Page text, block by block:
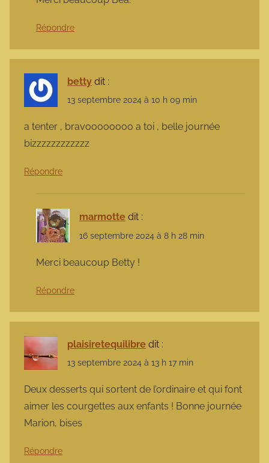
Répondre
betty dit :
13 septembre 2024 à 10 h 09 min
a tenter , bravoooooooo a toi , belle journée
bizzzzzzzzzzzz
Répondre
marmotte dit :
16 septembre 2024 à 8 h 28 min
Merci beaucoup Betty !
Répondre
plaisiretequilibre dit :
13 septembre 2024 à 13 h 17 min
Deux desserts qui sortent de l’ordinaire et qui font
aimer les courgettes aux enfants ! Bonne journée
Marion, bises
Répondre